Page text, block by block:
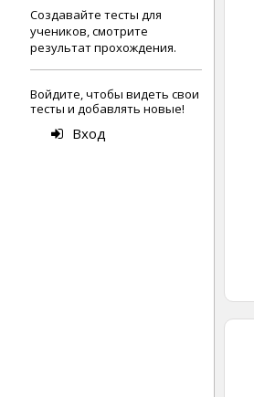
Создавайте тесты для
учеников, смотрите
результат прохождения.
Войдите, чтобы видеть свои
тесты и добавлять новые!
Вход